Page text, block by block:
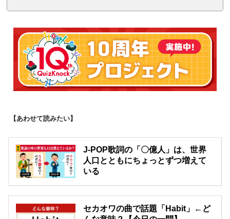
【あわせて読みたい】
J-POP歌詞の「〇億人」は、世界
人口とともにちょっとずつ増えて
いる
セカオワの曲で話題「Habit」←ど